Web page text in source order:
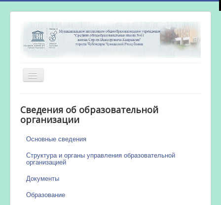
Включить/
выключить
Новости
Сведения об образовательной
организации
Основные сведения
Структура и органы управления образовательной
организацией
Документы
Образование